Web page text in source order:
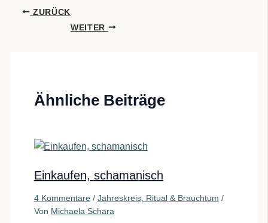
ZURÜCK
WEITER
Ähnliche Beiträge
Einkaufen, schamanisch
4 Kommentare / Jahreskreis, Ritual & Brauchtum /
Von Michaela Schara